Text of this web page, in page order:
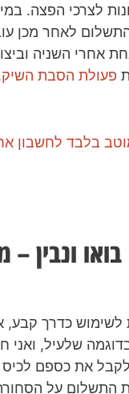
לצרכי הפצה.
לאחר מכן
ל-2 ידיים אחת אחרי
פעולת הסבת
בלבד לחשבון
ונבין
כדרך קבע,
שלעיל,
את כספם לכיס
התשלום על